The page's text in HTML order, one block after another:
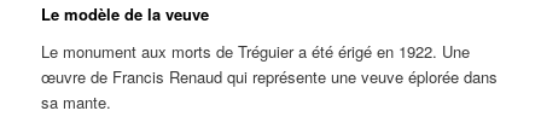
Le modèle de la veuve
Le monument aux morts de Tréguier a été érigé en 1922. Une
œuvre de Francis Renaud qui représente une veuve éplorée dans
sa mante.